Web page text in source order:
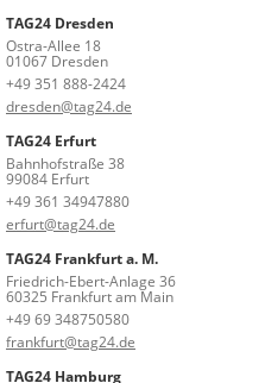
TAG24 Dresden
Ostra-Allee 18
01067 Dresden
+49 351 888-2424
dresden@tag24.de
TAG24 Erfurt
Bahnhofstraße 38
99084 Erfurt
+49 361 34947880
erfurt@tag24.de
TAG24 Frankfurt a. M.
Friedrich-Ebert-Anlage 36
60325 Frankfurt am Main
+49 69 348750580
frankfurt@tag24.de
TAG24 Hamburg